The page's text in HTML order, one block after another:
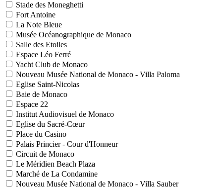
Stade des Moneghetti
Fort Antoine
La Note Bleue
Musée Océanographique de Monaco
Salle des Etoiles
Espace Léo Ferré
Yacht Club de Monaco
Nouveau Musée National de Monaco - Villa Paloma
Eglise Saint-Nicolas
Baie de Monaco
Espace 22
Institut Audiovisuel de Monaco
Eglise du Sacré-Cœur
Place du Casino
Palais Princier - Cour d'Honneur
Circuit de Monaco
Le Méridien Beach Plaza
Marché de La Condamine
Nouveau Musée National de Monaco - Villa Sauber